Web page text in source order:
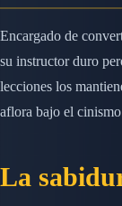
Encargado de
su instructor duro
lecciones los
aflora bajo el
La